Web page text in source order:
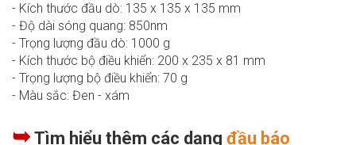
- Kích thước đầu dò: 135 x 135 x 135 mm
- Độ dài sóng quang: 850nm
- Trọng lượng đầu dò: 1000 g
- Kích thước bộ điều khiển: 200 x 235 x 81 mm
- Trọng lượng bộ điều khiển: 70 g
- Màu sắc: Đen - xám
➥Tìm hiểu thêm các dạng đầu báo